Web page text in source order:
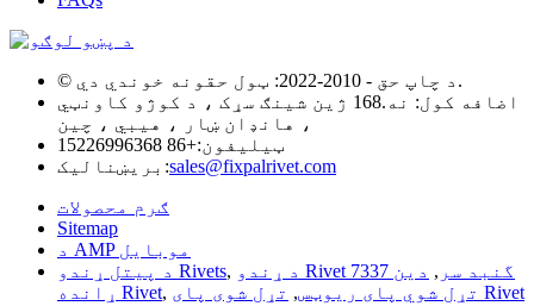
© د چاپ حق - 2010-2022: ټول حقونه خوندي دي.
اضافه کول: نه.168 ژین شینګ سړک ، د کوژو کاونټي
، هانډان ښار ، هیبي ، چین
ټیلیفون:+86 15226996368
بریښنالیک:sales@fixpalrivet.com
ګرم محصولات
Sitemap
د AMP موبایل
د پیتل ړندو Rivets, د ړندو Rivet گنبد سر ,
دین 7337
ړانده Rivet, تړل شوي پای ریوټس, تړل شوی پای Rivet